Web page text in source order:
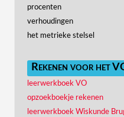
procenten
verhoudingen
het metrieke stelsel
Rekenen voor het
leerwerkboek VO
opzoekboekje rekenen
leerwerkboek Wiskunde